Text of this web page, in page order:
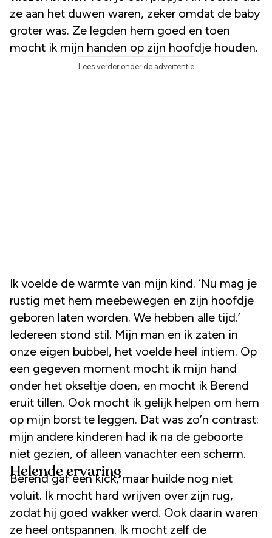
ze aan het duwen waren, zeker omdat de baby
groter was. Ze legden hem goed en toen
mocht ik mijn handen op zijn hoofdje houden.
Lees verder onder de advertentie
Ik voelde de warmte van mijn kind. ‘Nu mag je
rustig met hem meebewegen en zijn hoofdje
geboren laten worden. We hebben alle tijd.’
Iedereen stond stil. Mijn man en ik zaten in
onze eigen bubbel, het voelde heel intiem. Op
een gegeven moment mocht ik mijn hand
onder het okseltje doen, en mocht ik Berend
eruit tillen. Ook mocht ik gelijk helpen om hem
op mijn borst te leggen. Dat was zo’n contrast:
mijn andere kinderen had ik na de geboorte
niet gezien, of alleen vanachter een scherm.
Helende ervaring
Berend gaf een kick, maar huilde nog niet
voluit. Ik mocht hard wrijven over zijn rug,
zodat hij goed wakker werd. Ook daarin waren
ze heel ontspannen. Ik mocht zelf de